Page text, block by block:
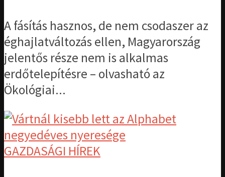
A fásítás hasznos, de nem csodaszer az
éghajlatváltozás ellen, Magyarország
jelentős része nem is alkalmas
erdőtelepítésre – olvasható az
Ökológiai...
GAZDASÁGI HÍREK